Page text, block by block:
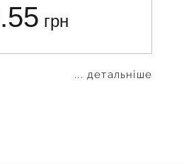
грн
... детальніше